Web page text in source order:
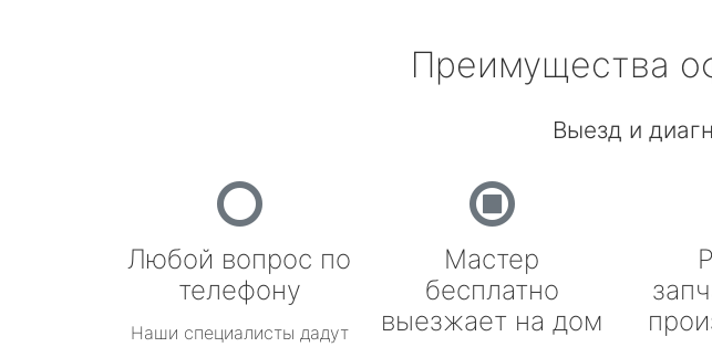
Преимущества
Выезд и
Любой вопрос по
телефону
Наши специалисты дадут
Мастер
бесплатно
выезжает на дом